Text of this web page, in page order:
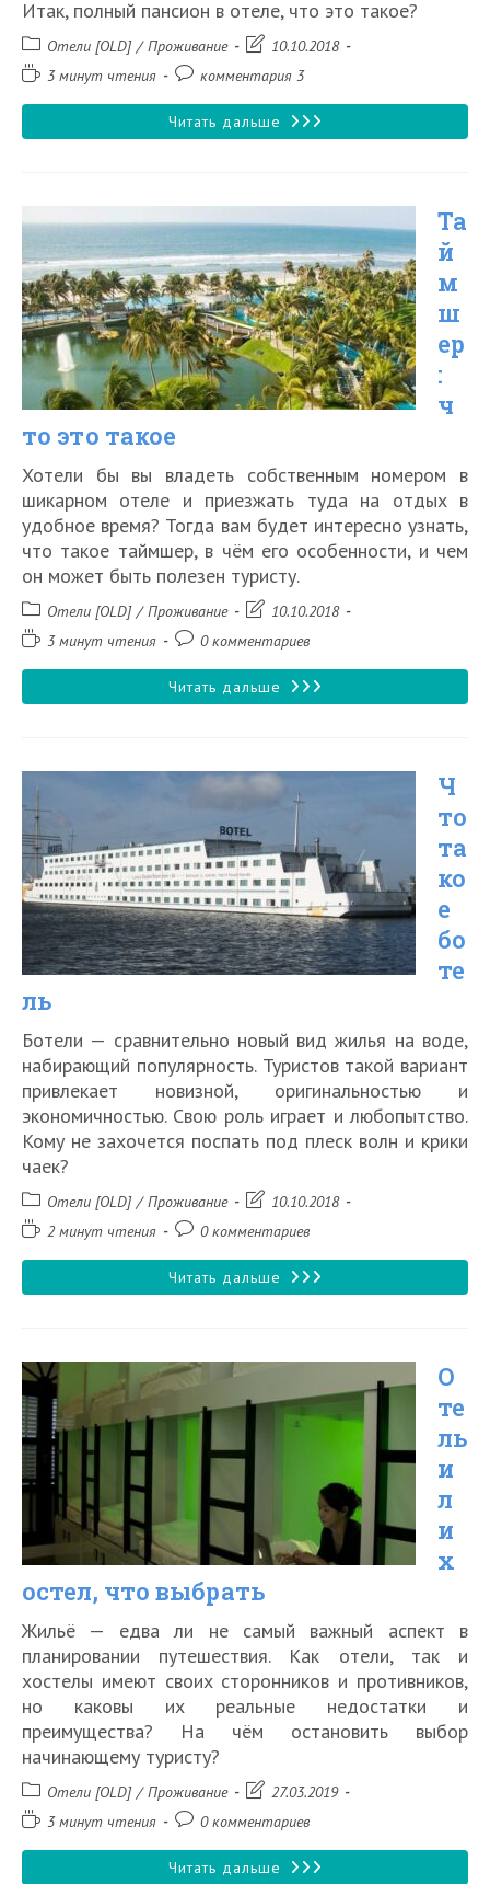
Итак, полный пансион в отеле, что это такое?
Рубрика
записи:
Отели [OLD] / Проживание
Запись
изменена:
10.10.2018
Время3 минут чтения
Комментарии
записи:
комментария 3
Читать дальше Полный
отеле:
что
это
значит
Та
й
м
ш
ер
:
ч
то это такое
Хотели бы вы владеть собственным номером в
шикарном отеле и приезжать туда на отдых в
удобное время? Тогда вам будет интересно узнать,
что такое таймшер, в чём его особенности, и чем
он может быть полезен туристу.
Рубрика
записи:
Отели [OLD] / Проживание
Запись10.10.2018
Время3 минут чтения
Комментарии
записи:
0 комментариев
Читать дальше Таймшер:
такое
Ч
то
та
ко
е
бо
те
ль
Ботели — сравнительно новый вид жилья на воде,
набирающий популярность. Туристов такой вариант
привлекает новизной, оригинальностью и
экономичностью. Свою роль играет и любопытство.
Кому не захочется поспать под плеск волн и крики
чаек?
Рубрика
записи:
Отели [OLD] / Проживание
Запись10.10.2018
Время2 минут чтения
Комментарии
записи:
0 комментариев
Читать дальше Что
О
те
ль
и
л
и
х
остел, что выбрать
Жильё — едва ли не самый важный аспект в
планировании путешествия. Как отели, так и
хостелы имеют своих сторонников и противников,
но каковы их реальные недостатки и
преимущества? На чём остановить выбор
начинающему туристу?
Рубрика
записи:
Отели [OLD] / Проживание
Запись27.03.2019
Время3 минут чтения
Комментарии
записи:
0 комментариев
Читать дальше Отель